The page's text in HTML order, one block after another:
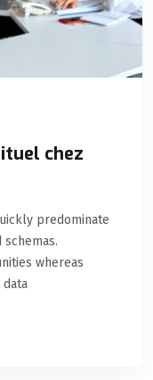
chez
predominate
whereas